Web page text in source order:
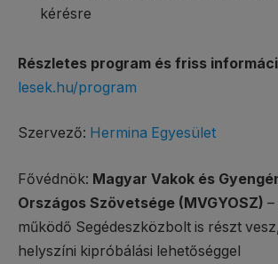
kérésre
Részletes program és friss
lesek.hu/program
Szervező: Hermina Egyesület
Fővédnök: Magyar Vakok és
Országos Szövetsége (MVGYOSZ)
működő Segédeszközbolt is részt
helyszíni kipróbálási lehetőséggel